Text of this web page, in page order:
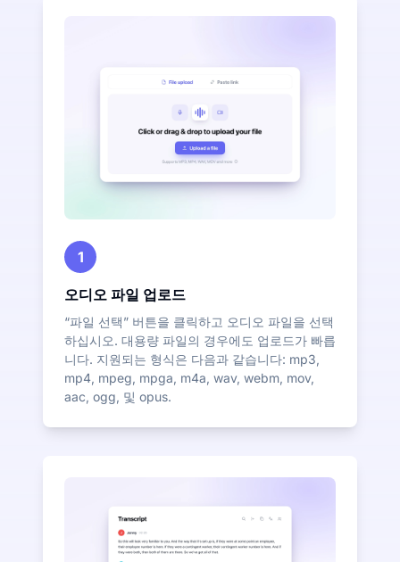
1
오디오 파일 업로드
“파일 선택” 버튼을 클릭하고 오디오 파일을 선택
하십시오. 대용량 파일의 경우에도 업로드가 빠릅
니다. 지원되는 형식은 다음과 같습니다: mp3,
mp4, mpeg, mpga, m4a, wav, webm, mov,
aac, ogg, 및 opus.